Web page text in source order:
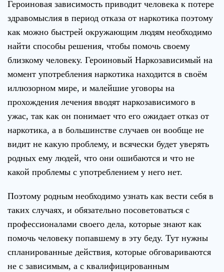
Героиновая зависимость приводит человека к потере
здравомыслия в период отказа от наркотика поэтому
как можно быстрей окружающим людям необходимо
найти способы решения, чтобы помочь своему
близкому человеку. Героиновый Наркозависимый на
момент употребления наркотика находится в своём
иллюзорном мире, и малейшие уговоры на
прохождения лечения вводят наркозависимого в
ужас, так как он понимает что его ожидает отказ от
наркотика, а в большинстве случаев он вообще не
видит не какую проблему, и всячески будет уверять
родных ему людей, что они ошибаются и что не
какой проблемы с употреблением у него нет.
Поэтому родным необходимо узнать как вести себя в
таких случаях, и обязательно посоветоваться с
профессионалами своего дела, которые знают как
помочь человеку попавшему в эту беду. Тут нужны
спланированные действия, которые обговариваются
не с зависимым, а с квалифицированным